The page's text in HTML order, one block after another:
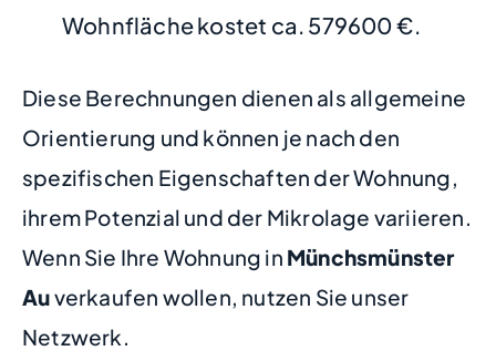
Wohnfläche kostet ca. 579600 €.
Diese Berechnungen dienen als allgemeine
Orientierung und können je nach den
spezifischen Eigenschaften der Wohnung,
ihrem Potenzial und der Mikrolage variieren.
Wenn Sie Ihre Wohnung in Münchsmünster
Auverkaufen wollen, nutzen Sie unser
Netzwerk.